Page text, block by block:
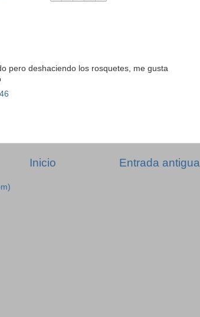
pero deshaciendo los rosquetes, me gusta
Entrada antigua
Inicio